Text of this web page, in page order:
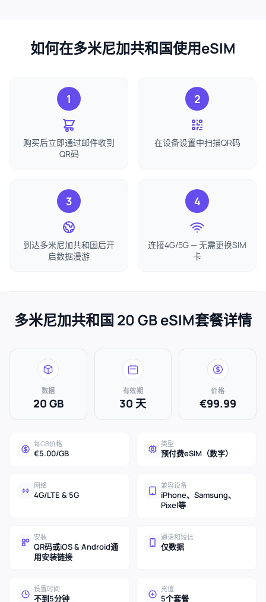
如何在多米尼加共和国使用eSIM
1
购买后立即通过邮件收到
QR码
2
在设备设置中扫描QR码
3
到达多米尼加共和国后开
启数据漫游
4
连接4G/5G — 无需更换SIM
卡
多米尼加共和国 20 GB eSIM套餐详情
数据
20 GB
有效期
30 天
价格
€99.99
每GB价格
€5.00/GB
类型
预付费eSIM（数字）
网络
4G/LTE & 5G
兼容设备
iPhone、Samsung、
Pixel等
安装
QR码或iOS & Android通
用安装链接
通话和短信
仅数据
设置时间
不到5分钟
充值
5个套餐